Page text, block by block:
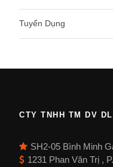
Tuyển Dụng
CTY TNHH TM DV
SH2-05 Bình Minh
1231 Phan Văn Trị ,